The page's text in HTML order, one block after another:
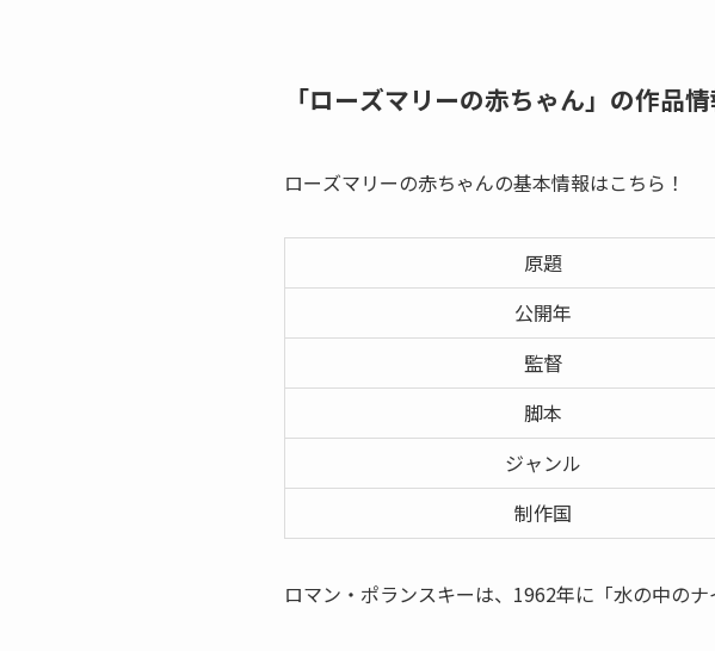
「ローズマリーの赤ちゃん」の作品
ローズマリーの赤ちゃんの基本情報はこちら！
原題
公開年
監督
脚本
ジャンル
制作国
ロマン・ポランスキーは、1962年に「水の中の